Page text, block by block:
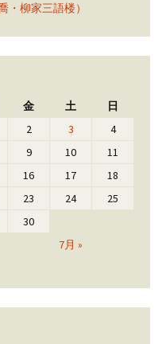
・柳家三語楼）
金 土 日
7月 »
2 3
4
9 10
11
16 17
18
23 24
25
30